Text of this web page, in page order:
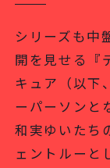
シリーズも中
開を見せる『
キュア（以下
ーパーソンと
和実ゆいたち
ェントルーと